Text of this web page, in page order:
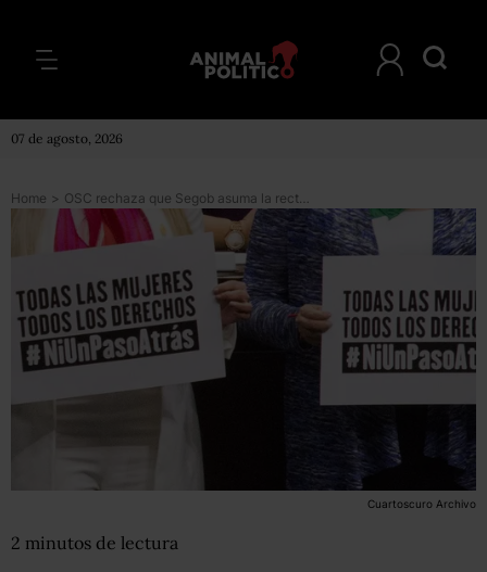
07 de agosto, 2026
Home > OSC rechaza que Segob asuma la rectoría de refugios para mujeres víctimas de violencia
Cuartoscuro Archivo
2 minutos de lectura